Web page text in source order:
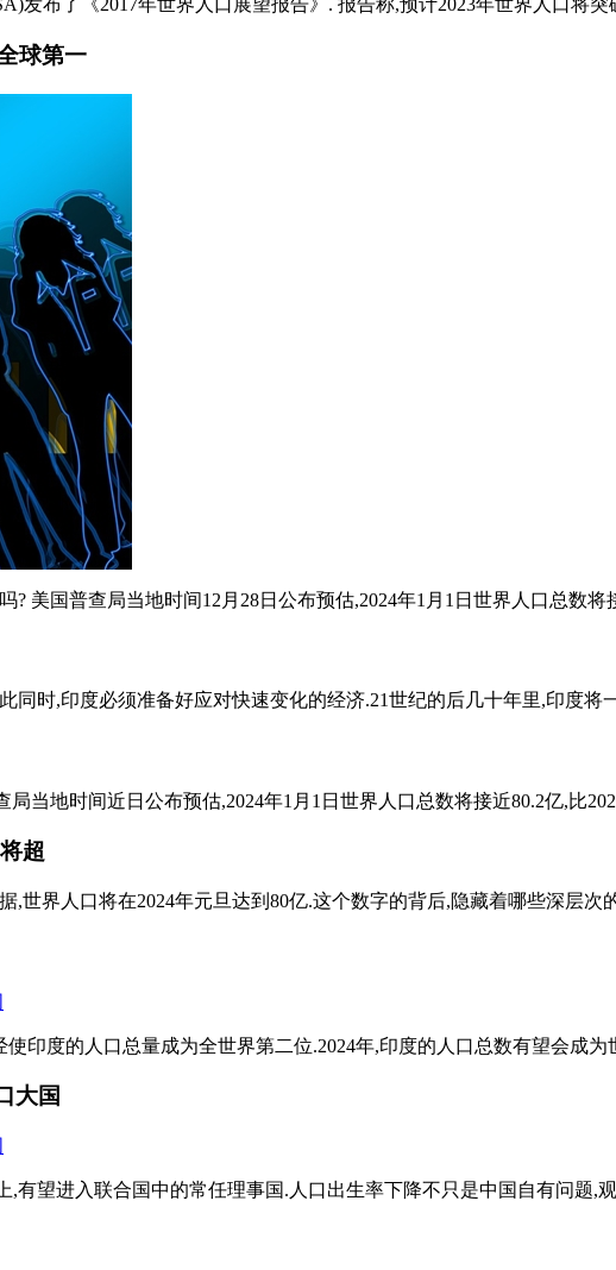
发布了《2017年世界人口展望报告》. 报告称,预计2023年世界人口将突
球第一
美国普查局当地时间12月28日公布预估,2024年1月1日世界人口总数将
同时,印度必须准备好应对快速变化的经济.21世纪的后几十年里,印度将
当地时间近日公布预估,2024年1月1日世界人口总数将接近80.2亿,比
超
世界人口将在2024年元旦达到80亿.这个数字的背后,隐藏着哪些深层次
印度的人口总量成为全世界第二位.2024年,印度的人口总数有望会成为
大国
有望进入联合国中的常任理事国.人口出生率下降不只是中国自有问题,